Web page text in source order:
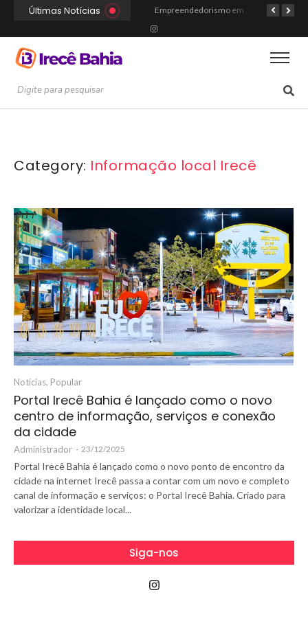
Últimas Notícias Empreendedorismo em Irecê: Como Arthur Transformou Disciplina Acadêmica na Marca Hustle Culture
Category: Informação local Irecê
Notícias, Popular
Portal Irecê Bahia é lançado como o novo
centro de informação, serviços e conexão
da cidade
Administrador - 23/12/2025
Portal Irecê Bahia é lançado como o novo ponto de encontro da
cidade na internet Irecê passa a contar com um novo e completo
canal de informação e serviços: o Portal Irecê Bahia. Criado para
valorizar a identidade local...
Siga-nos